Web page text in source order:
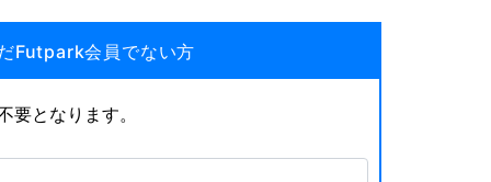
Futpark会員でない方
となります。